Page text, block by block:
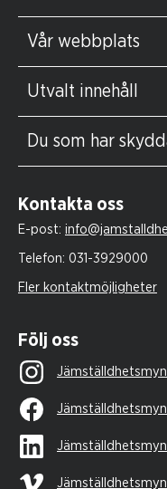
Vår webbplats
Utvalt innehåll
Du som har
Kontakta oss
E-post:
Telefon: 031-3929000
Fler kontaktmöjligheter
Följ oss